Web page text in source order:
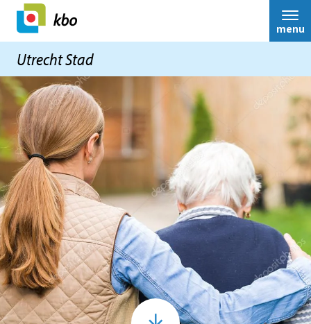
Utrecht Stad
menu
Bestuur
Over ons
Rondomme
reglement
belastingaangifte
links
Contact
Activiteiten
Nieuws